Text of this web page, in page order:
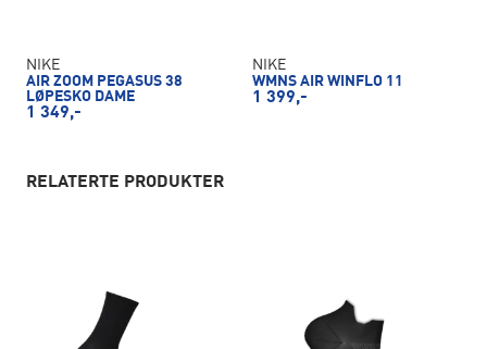
NIKE
AIR ZOOM PEGASUS 38
LØPESKO DAME
1 349,-
NIKE
WMNS AIR WINFLO 11
1 399,-
RELATERTE PRODUKTER